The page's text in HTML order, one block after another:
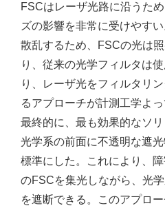
FSCはレーザ光路に沿うた
ズの影響を非常に受けやす
散乱するため、FSCの光は
り、従来の光学フィルタは
り、レーザ光をフィルタリ
るアプローチが計測工学よ
最終的に、最も効果的なソ
光学系の前面に不透明な遮
標準にした。これにより、
のFSCを集光しながら、光
を遮断できる。このアプロ